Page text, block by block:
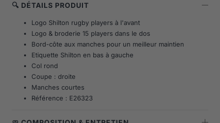
🔍 DÉTAILS PRODUIT
Logo Shilton rugby players à l'avant
Logo & broderie 15 players dans le dos
Bord-côte aux manches pour un meilleur maintien
Etiquette Shilton en bas à gauche
Col rond
Coupe : droite
Manches courtes
Référence : E26323